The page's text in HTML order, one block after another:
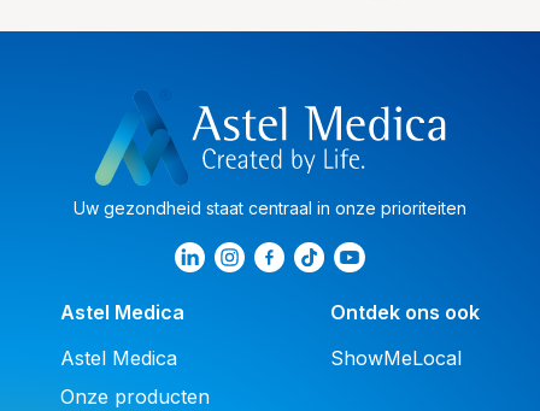
Uw gezondheid staat centraal in onze prioriteiten
Astel Medica
Astel Medica
Onze producten
Ontdek ons ook
ShowMeLocal